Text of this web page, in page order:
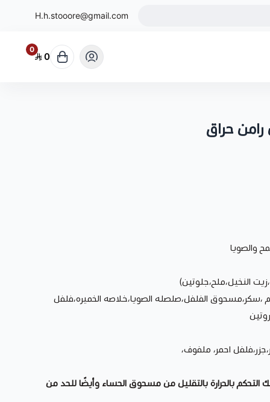
H.h.stooore@gmail.com
0
0
رامن حراق
والصويا
النخيل،ملح،جلوتين)
،سكر،مسحوق الفلفل،صلصله الصويا،خلاصه الخميره،فلفل
احمر، ملفوف،
التحكم بالحرارة بالتقليل من مسحوق الحساء وأيضًا للحد من